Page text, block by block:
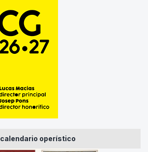
calendario operístico